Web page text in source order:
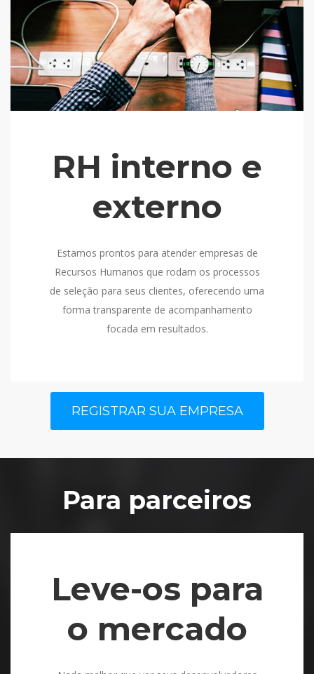
RH interno e
externo
Estamos prontos para atender empresas de
Recursos Humanos que rodam os processos
de seleção para seus clientes, oferecendo uma
forma transparente de acompanhamento
focada em resultados.
REGISTRAR SUA EMPRESA
Para parceiros
Leve-os para
o mercado